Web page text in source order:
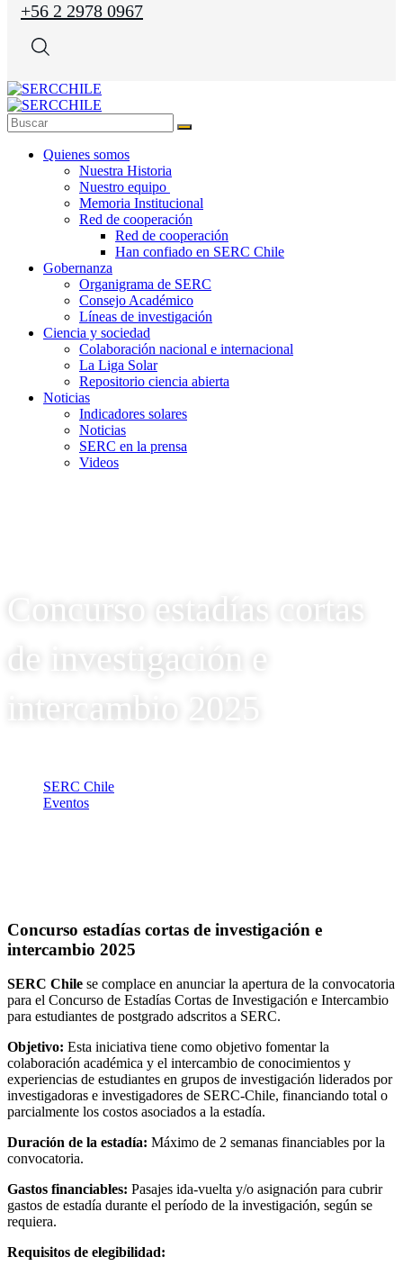
+56 2 2978 0967
Quienes somos
Nuestra Historia
Nuestro equipo
Memoria Institucional
Red de cooperación
Red de cooperación
Han confiado en SERC Chile
Gobernanza
Organigrama de SERC
Consejo Académico
Líneas de investigación
Ciencia y sociedad
Colaboración nacional e internacional
La Liga Solar
Repositorio ciencia abierta
Noticias
Indicadores solares
Noticias
SERC en la prensa
Videos
Concurso estadías cortas
de investigación e
intercambio 2025
SERC Chile
Eventos
Concurso estadías cortas de investigación e
intercambio 2025
SERC Chile se complace en anunciar la apertura de la convocatoria
para el Concurso de Estadías Cortas de Investigación e Intercambio
para estudiantes de postgrado adscritos a SERC.
Objetivo: Esta iniciativa tiene como objetivo fomentar la
colaboración académica y el intercambio de conocimientos y
experiencias de estudiantes en grupos de investigación liderados por
investigadoras e investigadores de SERC-Chile, financiando total o
parcialmente los costos asociados a la estadía.
Duración de la estadía: Máximo de 2 semanas financiables por la
convocatoria.
Gastos financiables: Pasajes ida-vuelta y/o asignación para cubrir
gastos de estadía durante el período de la investigación, según se
requiera.
Requisitos de elegibilidad: